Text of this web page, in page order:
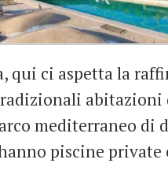
qui ci aspetta la
abitazioni
mediterraneo di
piscine